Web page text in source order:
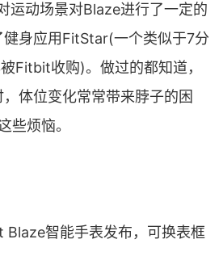
动场景对Blaze进行了一定的
身应用FitStar(一个类似于7分
Fitbit收购)。做过的都知道，
体位变化常常带来脖子的困
些烦恼。